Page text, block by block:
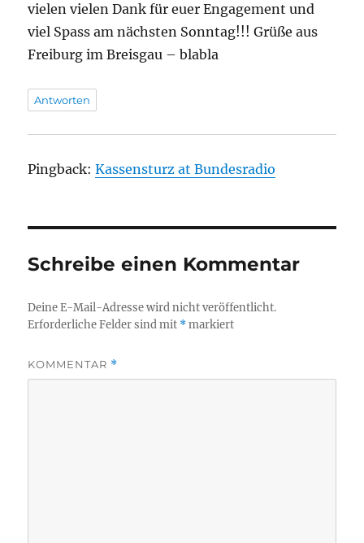
vielen vielen Dank für euer Engagement und
viel Spass am nächsten Sonntag!!! Grüße aus
Freiburg im Breisgau – blabla
Antworten
Pingback:Kassensturz at Bundesradio
Schreibe einen Kommentar
Deine E-Mail-Adresse wird nicht veröffentlicht.
Erforderliche Felder sind mit *markiert
KOMMENTAR *